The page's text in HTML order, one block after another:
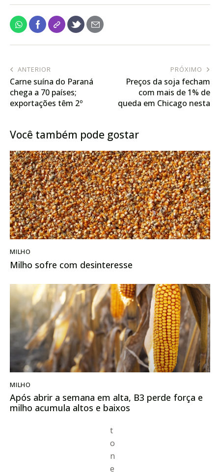
ANTERIOR
Carne suína do Paraná
chega a 70 países;
exportações têm 2º
PRÓXIMO
Preços da soja fecham
com mais de 1% de
queda em Chicago nesta
Você também pode gostar
MILHO
Milho sofre com desinteresse
MILHO
Após abrir a semana em alta, B3 perde força e
milho acumula altos e baixos